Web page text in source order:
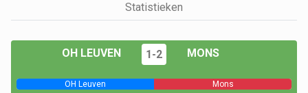
Statistieken
OH LEUVEN 1-2 MONS
OH Leuven Mons